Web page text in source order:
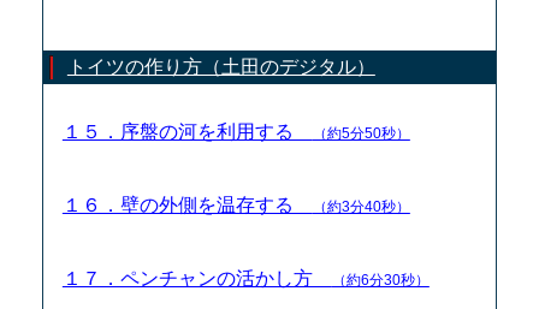
トイツの作り方（土田のデジタル）
１５．序盤の河を利用する （約5分50秒）
１６．壁の外側を温存する （約3分40秒）
１７．ペンチャンの活かし方 （約6分30秒）